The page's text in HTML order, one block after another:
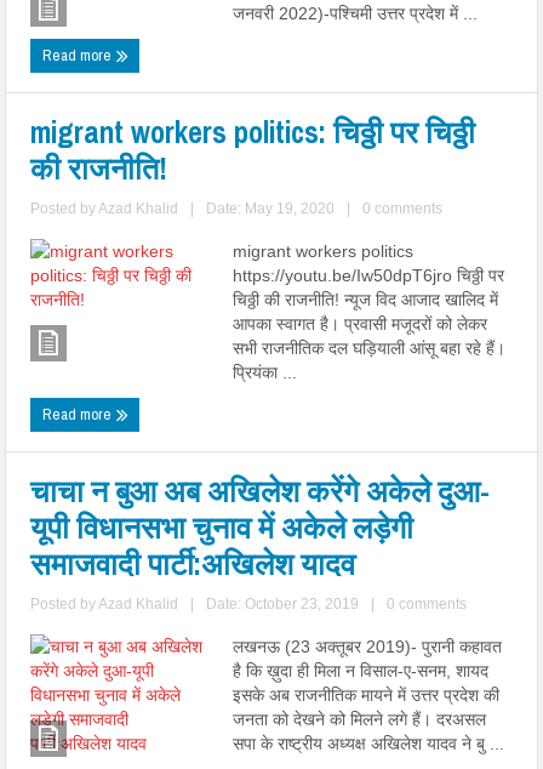
जनवरी 2022)-पश्चिमी उत्तर प्रदेश में ...
Read more
migrant workers politics: चिठ्ठी पर चिठ्ठी
की राजनीति!
Posted byAzad Khalid Date: May 19, 2020 0 comments
migrant workers politics
https://youtu.be/Iw50dpT6jro चिठ्ठी पर
चिठ्ठी की राजनीति! न्यूज विद आजाद खालिद में
आपका स्वागत है। प्रवासी मजूदरों को लेकर
सभी राजनीतिक दल घड़ियाली आंसू बहा रहे हैं।
प्रियंका ...
Read more
चाचा न बुआ अब अखिलेश करेंगे अकेले दुआ-
यूपी विधानसभा चुनाव में अकेले लड़ेगी
समाजवादी पार्टी:अखिलेश यादव
Posted byAzad Khalid Date: October 23, 2019 0 comments
लखनऊ (23 अक्तूबर 2019)- पुरानी कहावत
है कि ख़ुदा ही मिला न विसाल-ए-सनम, शायद
इसके अब राजनीतिक मायने में उत्तर प्रदेश की
जनता को देखने को मिलने लगे हैं। दरअसल
सपा के राष्ट्रीय अध्यक्ष अखिलेश यादव ने बु ...